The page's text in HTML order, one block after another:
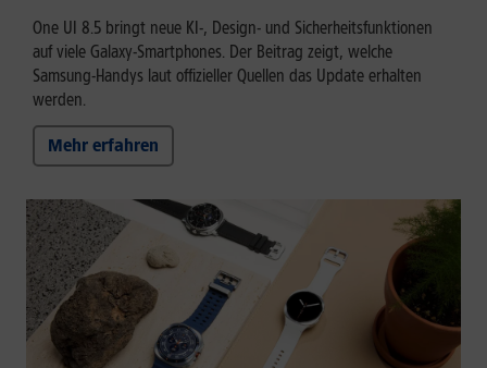
One UI 8.5 bringt neue KI-, Design- und Sicherheitsfunktionen
auf viele Galaxy-Smartphones. Der Beitrag zeigt, welche
Samsung-Handys laut offizieller Quellen das Update erhalten
werden.
Mehr erfahren